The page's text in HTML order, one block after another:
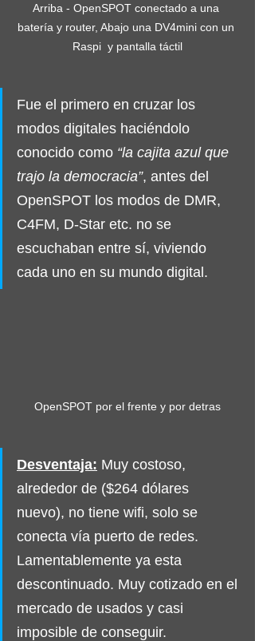
Arriba - OpenSPOT conectado a una
batería y router, Abajo una DV4mini con un
Raspi  y pantalla táctil
Fue el primero en cruzar los
modos digitales haciéndolo
conocido como “la cajita azul que
trajo la democracia”, antes del
OpenSPOT los modos de DMR,
C4FM, D-Star etc. no se
escuchaban entre sí, viviendo
cada uno en su mundo digital.
OpenSPOT por el frente y por detras
Desventaja: Muy costoso,
alrededor de ($264 dólares
nuevo), no tiene wifi, solo se
conecta vía puerto de redes.
Lamentablemente ya esta
descontinuado. Muy cotizado en el
mercado de usados y casi
imposible de conseguir.